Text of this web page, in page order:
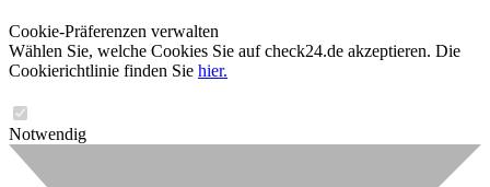
Cookie-Präferenzen verwalten
Wählen Sie, welche Cookies Sie auf check24.de akzeptieren. Die
Cookierichtlinie finden Sie hier.
Notwendig